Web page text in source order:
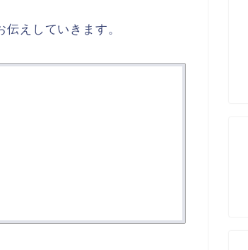
えしていきます。